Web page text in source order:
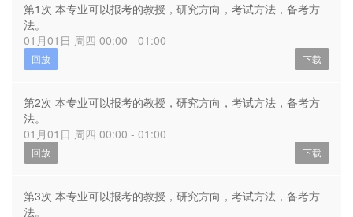
第1次 本专业可以报考的教授，研究方向，考试方法，备考方
法。
01月01日 周四 00:00 - 01:00
回放 下载
第2次 本专业可以报考的教授，研究方向，考试方法，备考方
法。
01月01日 周四 00:00 - 01:00
回放 下载
第3次 本专业可以报考的教授，研究方向，考试方法，备考方
法。